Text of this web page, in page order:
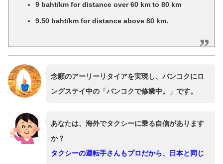
9 baht/km for distance over 60 km to 80 km
9.50 baht/km for distance above 80 km.
念願のアーリーリタイアを実現し、バンコクにロ
ングステイ中の「バンコクで修業中。」です。
あなたは、海外でタクシーに乗る自信があります
か？
タクシーの運転手さんもプロだから、日本と同じ